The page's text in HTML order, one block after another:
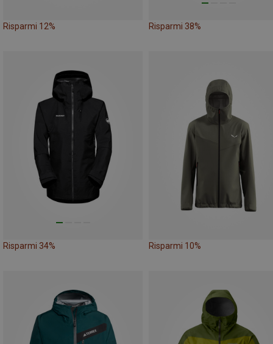
Risparmi 12% Risparmi 38%
Risparmi 34% Risparmi 10%